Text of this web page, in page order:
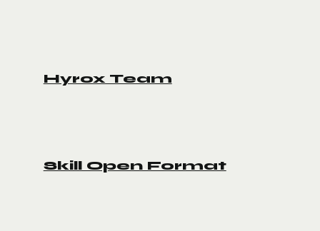
Hyrox Team
Skill Open Format